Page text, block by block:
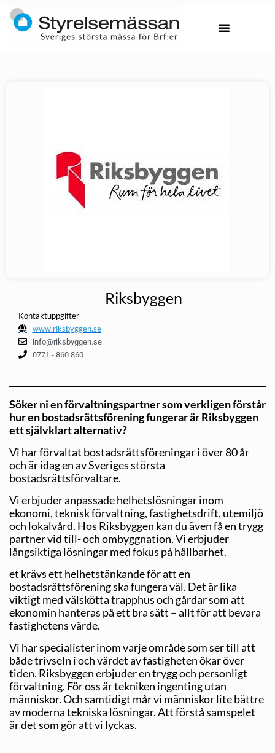
Riksbyggen
Kontaktuppgifter
www.riksbyggen.se
info@riksbyggen.se
0771 - 860 860
Söker ni en förvaltningspartner som verkligen förstår
hur en bostadsrättsförening fungerar är Riksbyggen
ett självklart alternativ?
Vi har förvaltat bostadsrättsföreningar i över 80 år
och är idag en av Sveriges största
bostadsrättsförvaltare.
Vi erbjuder anpassade helhetslösningar inom
ekonomi, teknisk förvaltning, fastighetsdrift, utemiljö
och lokalvård. Hos Riksbyggen kan du även få en trygg
partner vid till- och ombyggnation. Vi erbjuder
långsiktiga lösningar med fokus på hållbarhet.
et krävs ett helhetstänkande för att en
bostadsrättsförening ska fungera väl. Det är lika
viktigt med välskötta trapphus och gårdar som att
ekonomin hanteras på ett bra sätt – allt för att bevara
fastighetens värde.
Vi har specialister inom varje område som ser till att
både trivseln i och värdet av fastigheten ökar över
tiden. Riksbyggen erbjuder en trygg och personligt
förvaltning. För oss är tekniken ingenting utan
människor. Och samtidigt mår vi människor lite bättre
av moderna tekniska lösningar. Att förstå samspelet
är det som gör att vi lyckas.